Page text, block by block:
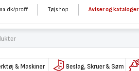
proff Tøjshop Aviser og kataloger
& Maskiner Beslag, Skruer & Søm